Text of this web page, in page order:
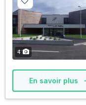
4
En savoir plus